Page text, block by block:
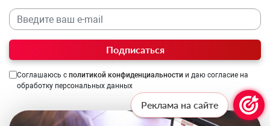
Подписаться
Соглашаюсь с политикой конфиденциальности и даю согласие на
обработку персональных данных
Реклама на сайте